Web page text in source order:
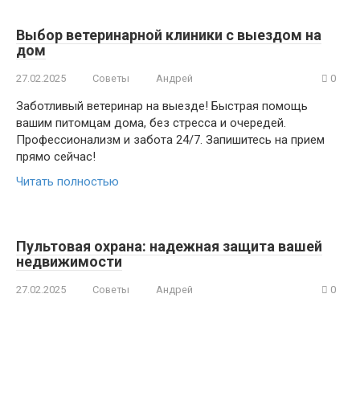
Выбор ветеринарной клиники с выездом на
дом
27.02.2025 Советы Андрей 0
Заботливый ветеринар на выезде! Быстрая помощь
вашим питомцам дома, без стресса и очередей.
Профессионализм и забота 24/7. Запишитесь на прием
прямо сейчас!
Читать полностью
Пультовая охрана: надежная защита вашей
недвижимости
27.02.2025 Советы Андрей 0